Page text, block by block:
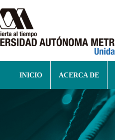
INICIO ACERCA DE